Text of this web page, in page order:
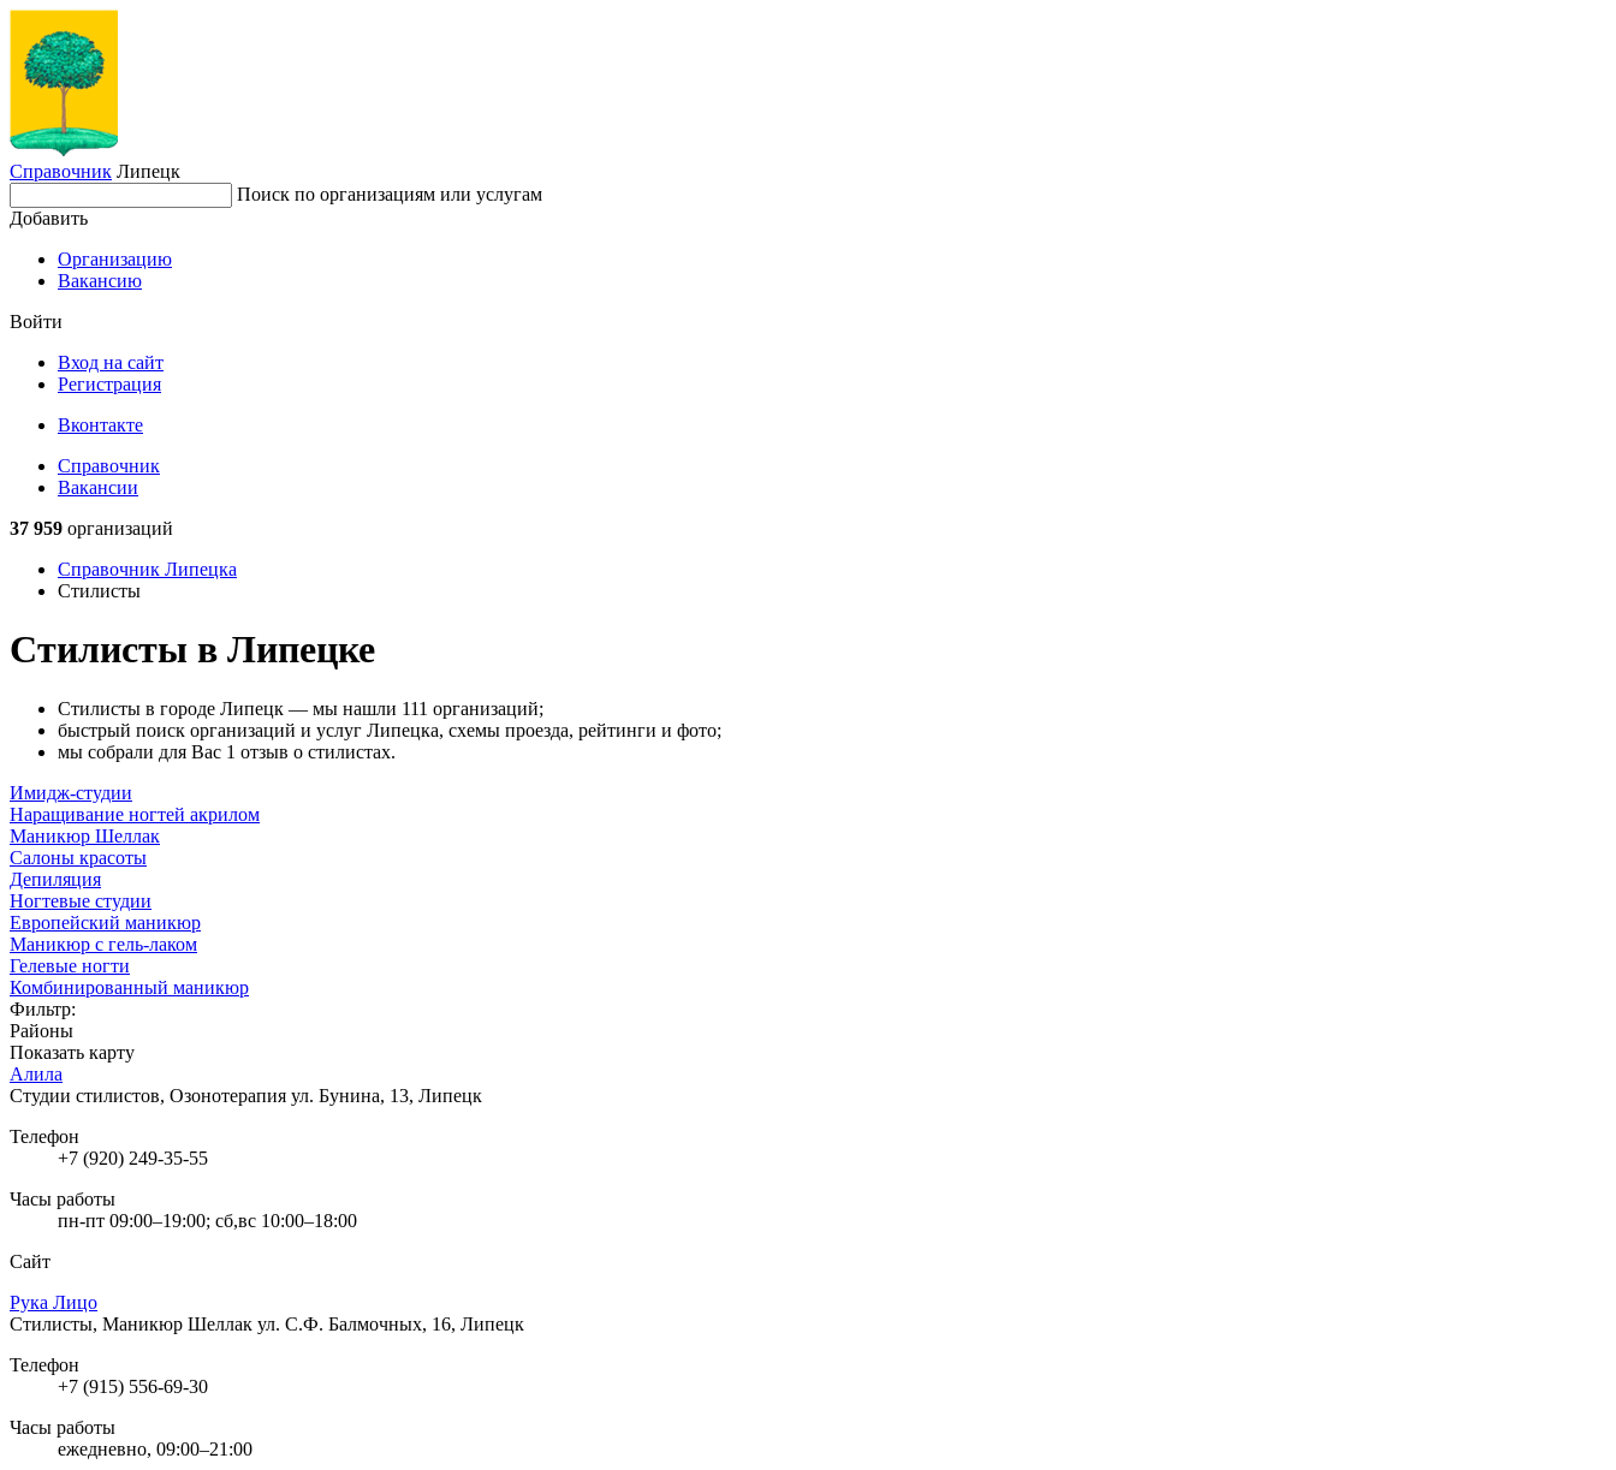
Справочник Липецк
Поиск по организациям или услугам
Добавить
Организацию
Вакансию
Войти
Вход на сайт
Регистрация
Вконтакте
Справочник
Вакансии
37 959 организаций
Справочник Липецка
Стилисты
Стилисты в Липецке
Стилисты в городе Липецк — мы нашли 111 организаций;
быстрый поиск организаций и услуг Липецка, схемы проезда, рейтинги и фото;
мы собрали для Вас 1 отзыв о стилистах.
Имидж-студии
Наращивание ногтей акрилом
Маникюр Шеллак
Салоны красоты
Депиляция
Ногтевые студии
Европейский маникюр
Маникюр с гель-лаком
Гелевые ногти
Комбинированный маникюр
Фильтр:
Районы
Показать карту
Алила
Студии стилистов, Озонотерапия ул. Бунина, 13, Липецк
Телефон
+7 (920) 249-35-55
Часы работы
пн-пт 09:00–19:00; сб,вс 10:00–18:00
Сайт
Рука Лицо
Стилисты, Маникюр Шеллак ул. С.Ф. Балмочных, 16, Липецк
Телефон
+7 (915) 556-69-30
Часы работы
ежедневно, 09:00–21:00